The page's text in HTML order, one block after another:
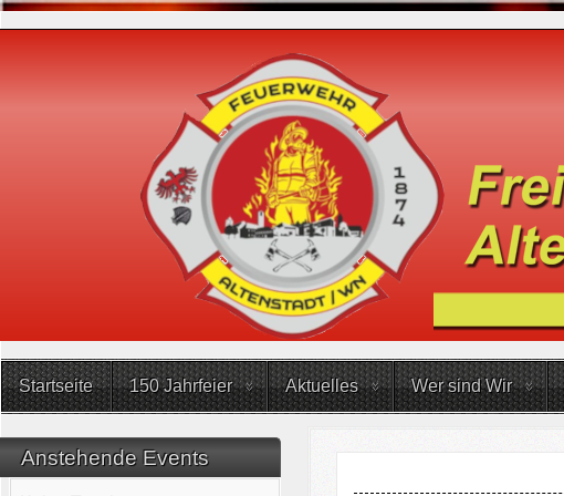
Startseite 150 Jahrfeier Aktuelles Wer sind Wir
Anstehende Events